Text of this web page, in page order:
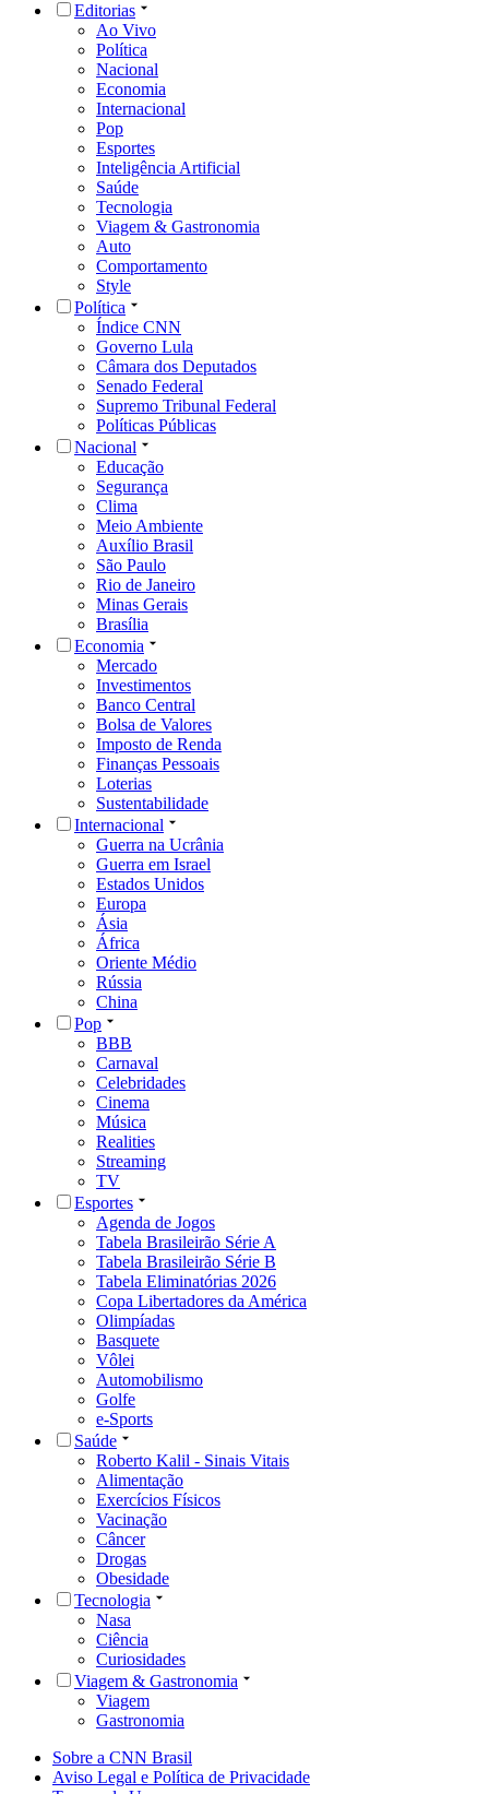
Editorias
Ao Vivo
Política
Nacional
Economia
Internacional
Pop
Esportes
Inteligência Artificial
Saúde
Tecnologia
Viagem & Gastronomia
Auto
Comportamento
Style
Política
Índice CNN
Governo Lula
Câmara dos Deputados
Senado Federal
Supremo Tribunal Federal
Políticas Públicas
Nacional
Educação
Segurança
Clima
Meio Ambiente
Auxílio Brasil
São Paulo
Rio de Janeiro
Minas Gerais
Brasília
Economia
Mercado
Investimentos
Banco Central
Bolsa de Valores
Imposto de Renda
Finanças Pessoais
Loterias
Sustentabilidade
Internacional
Guerra na Ucrânia
Guerra em Israel
Estados Unidos
Europa
Ásia
África
Oriente Médio
Rússia
China
Pop
BBB
Carnaval
Celebridades
Cinema
Música
Realities
Streaming
TV
Esportes
Agenda de Jogos
Tabela Brasileirão Série A
Tabela Brasileirão Série B
Tabela Eliminatórias 2026
Copa Libertadores da América
Olimpíadas
Basquete
Vôlei
Automobilismo
Golfe
e-Sports
Saúde
Roberto Kalil - Sinais Vitais
Alimentação
Exercícios Físicos
Vacinação
Câncer
Drogas
Obesidade
Tecnologia
Nasa
Ciência
Curiosidades
Viagem & Gastronomia
Viagem
Gastronomia
Sobre a CNN Brasil
Aviso Legal e Política de Privacidade